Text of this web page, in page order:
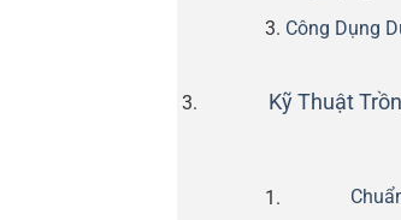
Công Dụng
Kỹ Thuật